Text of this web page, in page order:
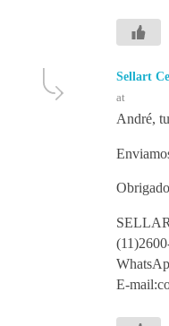
Sellart
at
André,
E-